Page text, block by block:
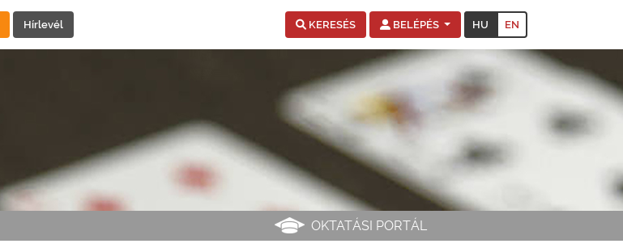
Hírlevél KERESÉS BELÉPÉS HU EN
OKTATÁSI PORTÁL